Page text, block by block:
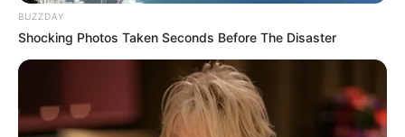
BUZZDAY
Shocking Photos Taken Seconds Before The Disaster